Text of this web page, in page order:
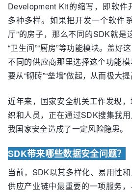
Development Kit的缩写，即软件
多种多样。如果把开发一个软件
厅”的房子，那么不同的SDK就是
“卫生间”“厨房”等功能模块。盖好
不同的供应商那里选择这个功能
要从“砌砖”“垒墙”做起，从而极大
近年来，国家安全机关工作发现
织和人员，正在通过SDK搜集我
我国家安全造成了一定风险隐患。
SDK带来哪些数据安全问题？
当前，SDK以其多样化、易用性
供应产业链中最重要的一项服务